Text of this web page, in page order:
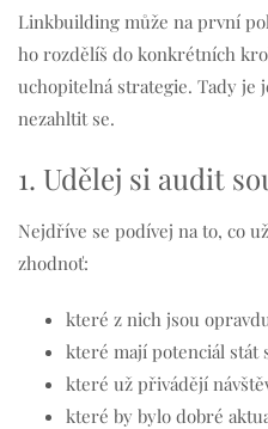
Linkbuilding může na první
ho rozdělíš do konkrétních
uchopitelná strategie. Tady je
nezahltit se.
1. Udělej si audit
Nejdříve se podívej na to, co
zhodnoť:
které z nich jsou
které mají potenciál stát
které už přivádějí
které by bylo dobré